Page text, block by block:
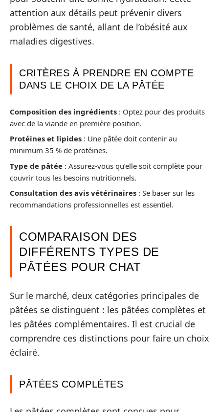
attention aux détails peut prévenir divers
problèmes de santé, allant de l’obésité aux
maladies digestives.
CRITÈRES À PRENDRE EN COMPTE
DANS LE CHOIX DE LA PÂTÉE
Composition des ingrédients : Optez pour des produits
avec de la viande en première position.
Protéines et lipides : Une pâtée doit contenir au
minimum 35 % de protéines.
Type de pâtée : Assurez-vous qu’elle soit complète pour
couvrir tous les besoins nutritionnels.
Consultation des avis vétérinaires : Se baser sur les
recommandations professionnelles est essentiel.
COMPARAISON DES
DIFFÉRENTS TYPES DE
PÂTÉES POUR CHAT
Sur le marché, deux catégories principales de
pâtées se distinguent : les pâtées complètes et
les pâtées complémentaires. Il est crucial de
comprendre ces distinctions pour faire un choix
éclairé.
PÂTÉES COMPLÈTES